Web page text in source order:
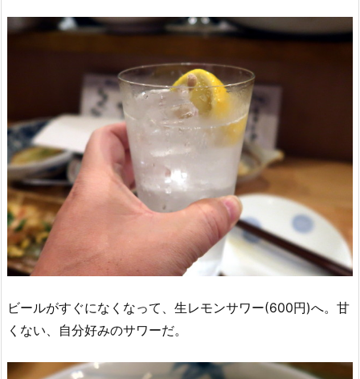
ビールがすぐになくなって、生レモンサワー(600円)へ。甘
くない、自分好みのサワーだ。